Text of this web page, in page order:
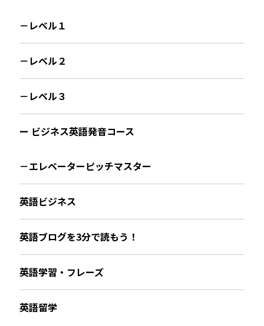
－レベル１
－レベル２
－レベル３
ー ビジネス英語発音コース
－エレベーターピッチマスター
英語ビジネス
英語ブログを3分で読もう！
英語学習・フレーズ
英語留学